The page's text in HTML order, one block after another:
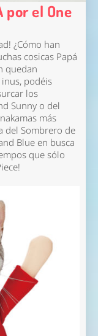
por el One
¿Cómo han
cosicas Papá
quedan
podéis
los
Sunny o del
más
del Sombrero de
Blue en busca
que sólo